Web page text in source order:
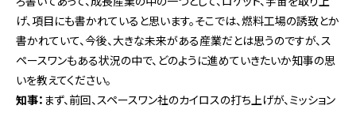
げ、項目にも書かれていると思います。そこでは、燃料工場の誘致とか
書かれていて、今後、大きな未来がある産業だとは思うのですが、ス
ペースワンもある状況の中で、どのように進めていきたいか知事の思
いを教えてください。
知事： まず、前回、スペースワン社のカイロスの打ち上げが、ミッション